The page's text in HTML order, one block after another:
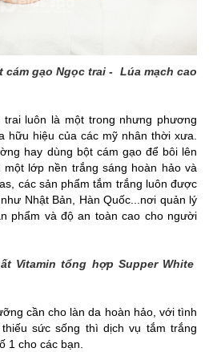
cám gạo Ngọc trai - Lúa mạch cao
luôn là một trong nhưng phương
hữu hiệu của các mỹ nhân thời xưa.
hay dùng bột cám gạo để bôi lên
lớp nền trắng sáng hoàn hảo và
các sản phẩm tắm trắng luôn được
Nhật Bản, Hàn Quốc...nơi quản lý
phẩm và độ an toàn cao cho người
Vitamin tổng hợp Supper White
cần cho làn da hoàn hảo, với tình
sức sống thì dịch vụ tắm trắng
1 cho các bạn.